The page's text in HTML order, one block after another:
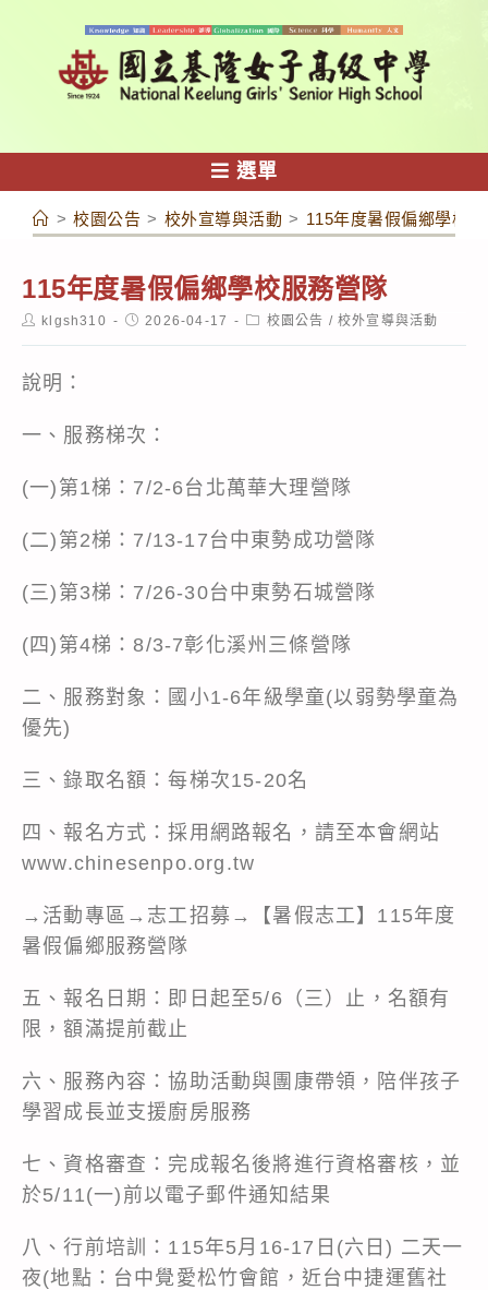
容
選單
> 校園公告 > 校外宣導與活動 > 115年度暑假偏鄉學校
115年度暑假偏鄉學校服務營隊
Postklgsh310
Post2026-04-17
Post校園公告 / 校外宣導與活動
說明：
一、服務梯次：
(一)第1梯：7/2-6台北萬華大理營隊
(二)第2梯：7/13-17台中東勢成功營隊
(三)第3梯：7/26-30台中東勢石城營隊
(四)第4梯：8/3-7彰化溪州三條營隊
二、服務對象：國小1-6年級學童(以弱勢學童為
優先)
三、錄取名額：每梯次15-20名
四、報名方式：採用網路報名，請至本會網站
www.chinesenpo.org.tw
→活動專區→志工招募→【暑假志工】115年度
暑假偏鄉服務營隊
五、報名日期：即日起至5/6（三）止，名額有
限，額滿提前截止
六、服務內容：協助活動與團康帶領，陪伴孩子
學習成長並支援廚房服務
七、資格審查：完成報名後將進行資格審核，並
於5/11(一)前以電子郵件通知結果
八、行前培訓：115年5月16-17日(六日) 二天一
夜(地點：台中覺愛松竹會館，近台中捷運舊社